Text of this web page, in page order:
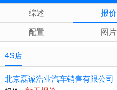
综述 报价
配置 图片
4S店
北京磊诚浩业汽车销售有限公司